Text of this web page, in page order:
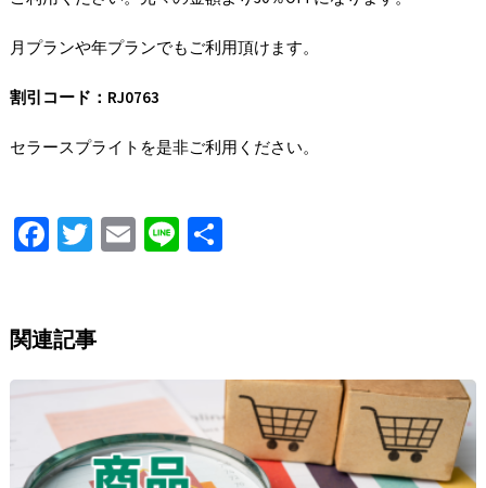
月プランや年プランでもご利用頂けます。
割引コード：RJ0763
セラースプライトを是非ご利用ください。
Fa
o
o
k
T
er
E Li S
関連記事